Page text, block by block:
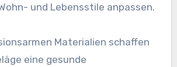
und Lebensstile anpassen.
Materialien schaffen
eine gesunde